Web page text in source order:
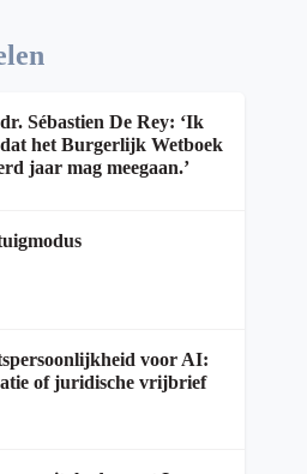
Sébastien De Rey: ‘Ik
het Burgerlijk Wetboek
jaar mag meegaan.’
voor AI:
of juridische vrijbrief